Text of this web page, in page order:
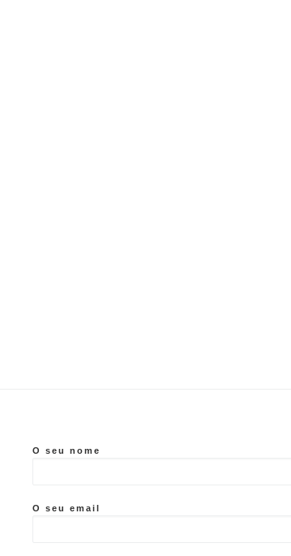
O seu nome
O seu email